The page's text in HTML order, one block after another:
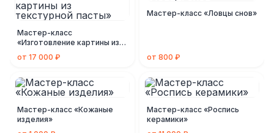
Мастер-класс
«Изготовление картины из
текстурной пасты»
от 17 000 ₽
Мастер-класс «Ловцы снов»
от 800 ₽
Мастер-класс «Кожаные
изделия»
Мастер-класс «Роспись
керамики»